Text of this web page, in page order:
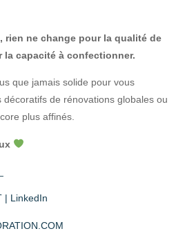
, rien ne change pour la qualité de
capacité à confectionner.
que jamais solide pour vous
de rénovations globales ou
plus affinés.
| LinkedIn